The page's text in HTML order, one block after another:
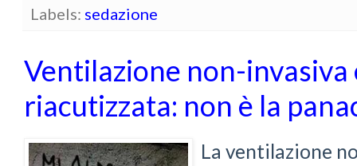
Labels: sedazione
Ventilazione non-invasiva
riacutizzata: non è la
La ventilazione